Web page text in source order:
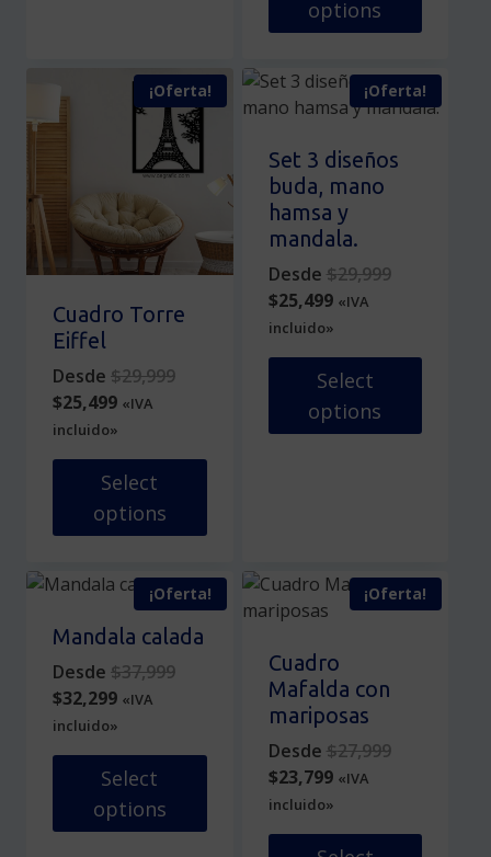
variantes.
Las
pueden
elegir
en
la
página
de
options
producto
tiene
variantes.
Las
opciones
se
elegir
en
la
página
producto
¡Oferta!
Cuadro Torre
Eiffel
Desde $29,999Original
$29,999.
$25,499Current
price
is:
$25,499.
«IVA
incluido»
Select
options
producto
múltiples
Las
opciones
se
pueden
la
¡Oferta!
Set 3 diseños
buda, mano
hamsa y
mandala.
Desde $29,999Original
$29,999.
$25,499Current
price
is:
$25,499.
«IVA
incluido»
Select
options
Las
opciones
pueden
elegir
en
página
de
producto
¡Oferta!
Mandala calada
Desde $37,999Original
$37,999.
$32,299Current
price
is:
$32,299.
«IVA
incluido»
Select
options
¡Oferta!
Cuadro
Mafalda con
mariposas
Desde $27,999Original
$27,999.
$23,799Current
price
is:
«IVA
incluido»